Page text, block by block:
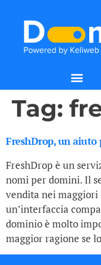
Tag:
FreshDrop, un
FreshDrop è un
nomi per domini. Il
vendita nei
un’interfaccia
dominio è molto
maggior ragione se